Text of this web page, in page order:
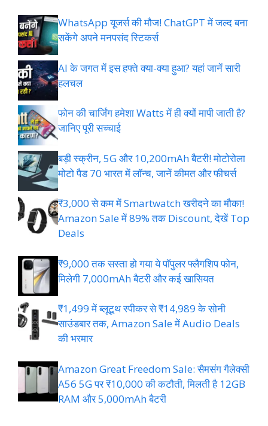
WhatsApp यूजर्स की मौज! ChatGPT में जल्द बना
सकेंगे अपने मनपसंद स्टिकर्स
AI के जगत में इस हफ्ते क्या-क्या हुआ? यहां जानें सारी
हलचल
फोन की चार्जिंग हमेशा Watts में ही क्यों मापी जाती है?
जानिए पूरी सच्चाई
बड़ी स्क्रीन, 5G और 10,200mAh बैटरी! मोटोरोला
मोटो पैड 70 भारत में लॉन्च, जानें कीमत और फीचर्स
₹3,000 से कम में Smartwatch खरीदने का मौका!
Amazon Sale में 89% तक Discount, देखें Top
Deals
₹9,000 तक सस्ता हो गया ये पॉपुलर फ्लैगशिप फोन,
मिलेगी 7,000mAh बैटरी और कई खासियत
₹1,499 में ब्लूटूथ स्पीकर से ₹14,989 के सोनी
साउंडबार तक, Amazon Sale में Audio Deals
की भरमार
Amazon Great Freedom Sale: सैमसंग गैलेक्सी
A56 5G पर ₹10,000 की कटौती, मिलती है 12GB
RAM और 5,000mAh बैटरी